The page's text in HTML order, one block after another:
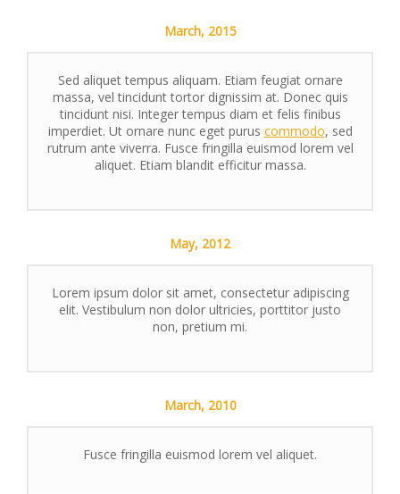
March, 2015
Sed aliquet tempus aliquam. Etiam feugiat ornare
massa, vel tincidunt tortor dignissim at. Donec quis
tincidunt nisi. Integer tempus diam et felis finibus
imperdiet. Ut ornare nunc eget purus commodo, sed
rutrum ante viverra. Fusce fringilla euismod lorem vel
aliquet. Etiam blandit efficitur massa.
May, 2012
Lorem ipsum dolor sit amet, consectetur adipiscing
elit. Vestibulum non dolor ultricies, porttitor justo
non, pretium mi.
March, 2010
Fusce fringilla euismod lorem vel aliquet.